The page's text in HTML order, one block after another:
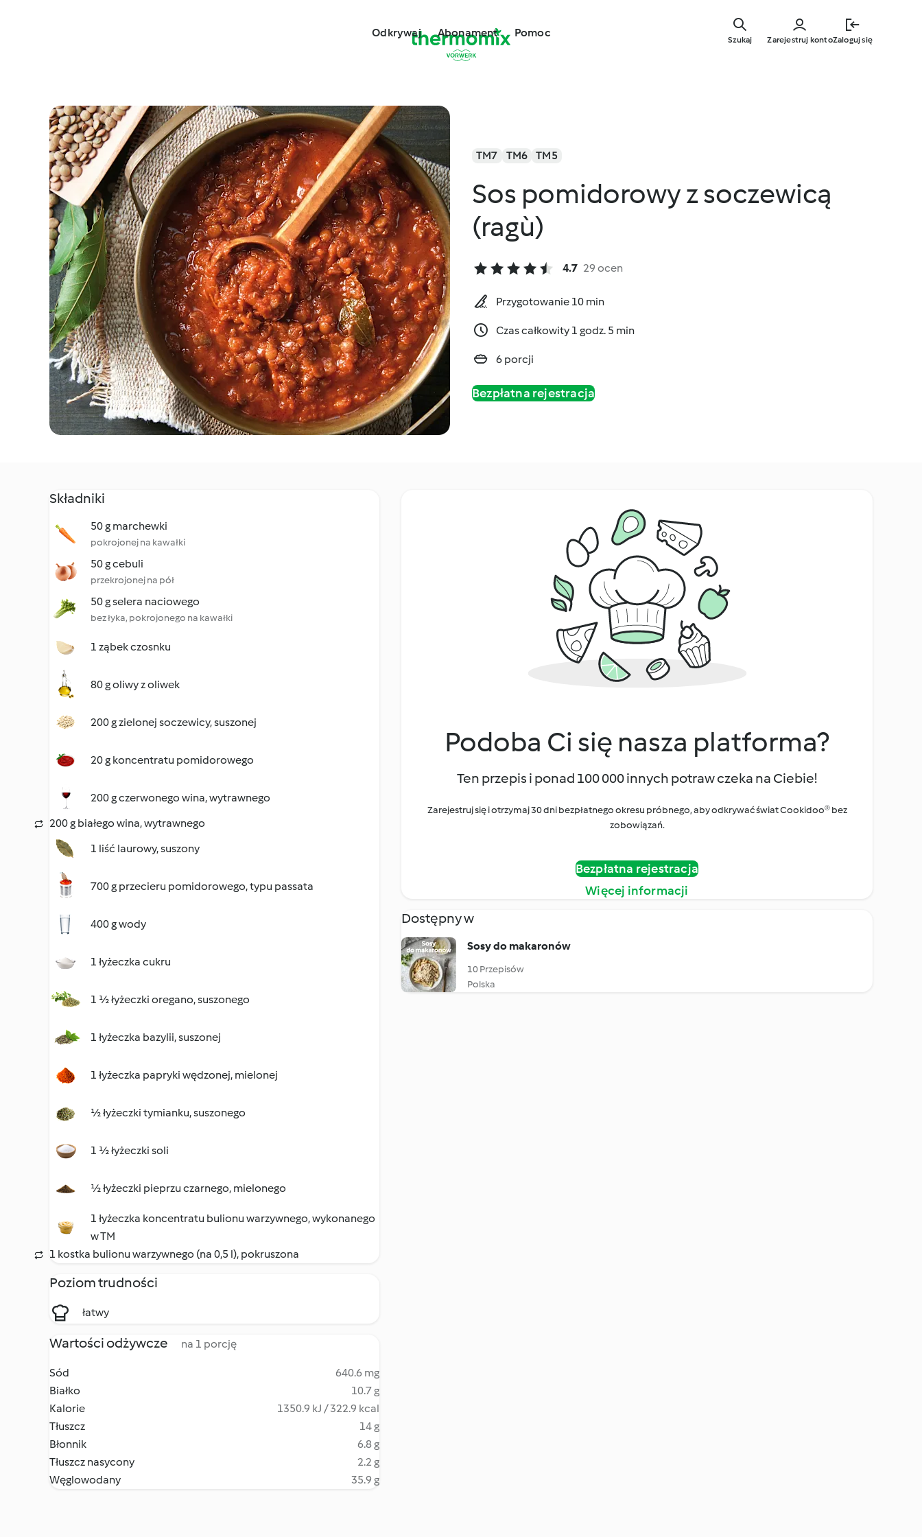
głównej
Odkrywaj Abonament Pomoc
Zarejestruj kontoZaloguj się
Szukaj
TM7 TM6 TM5
Sos pomidorowy z soczewicą
(ragù)
4.7 29 ocen
Przygotowanie 10 min
Czas całkowity 1 godz. 5 min
6 porcji
Bezpłatna rejestracja
Składniki
50 g marchewki
pokrojonej na kawałki
50 g cebuli
przekrojonej na pół
50 g selera naciowego
bez łyka, pokrojonego na kawałki
1 ząbek czosnku
80 g oliwy z oliwek
200 g zielonej soczewicy, suszonej
20 g koncentratu pomidorowego
200 g czerwonego wina, wytrawnego
200 g białego wina, wytrawnego
1 liść laurowy, suszony
700 g przecieru pomidorowego, typu passata
400 g wody
1 łyżeczka cukru
1 ½ łyżeczki oregano, suszonego
1 łyżeczka bazylii, suszonej
1 łyżeczka papryki wędzonej, mielonej
½ łyżeczki tymianku, suszonego
1 ½ łyżeczki soli
½ łyżeczki pieprzu czarnego, mielonego
1 łyżeczka koncentratu bulionu warzywnego, wykonanego
w TM
1 kostka bulionu warzywnego (na 0,5 l), pokruszona
Poziom trudności
łatwy
Wartości odżywcze na 1 porcję
Sód
640.6 mg
Białko
10.7 g
Kalorie
1350.9 kJ / 322.9 kcal
Tłuszcz
14 g
Błonnik
6.8 g
Tłuszcz nasycony
2.2 g
Węglowodany
35.9 g
Podoba Ci się nasza platforma?
Ten przepis i ponad 100 000 innych potraw czeka na Ciebie!
Zarejestruj się i otrzymaj 30 dni bezpłatnego okresu próbnego, aby odkrywać świat Cookidoo® bez
zobowiązań.
Bezpłatna rejestracja
Więcej informacji
Dostępny w
Sosy do makaronów
10 Przepisów
Polska